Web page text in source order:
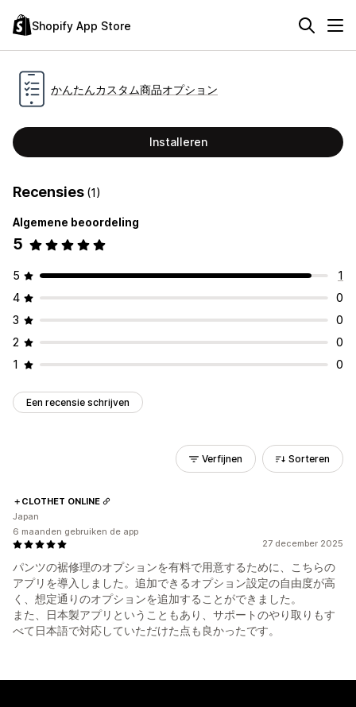
Shopify App Store
かんたんカスタム商品オプション
Installeren
Recensies (1)
Algemene beoordeling
5
5
1
4
0
3
0
2
0
1
0
Een recensie schrijven
Verfijnen Sorteren
27 december 2025
パンツの裾修理のオプションを有料で用意するために、こちらの
アプリを導入しました。追加できるオプション設定の自由度が高
く、想定通りのオプションを追加することができました。
また、日本製アプリということもあり、サポートのやり取りもす
べて日本語で対応していただけた点も良かったです。
＋CLOTHET ONLINE
Japan
6 maanden gebruiken de app